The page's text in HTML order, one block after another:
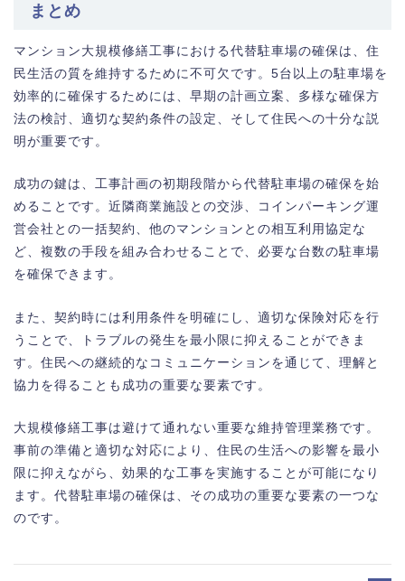
まとめ
マンション大規模修繕工事における代替駐車場の確保は、住
民生活の質を維持するために不可欠です。5台以上の駐車場を
効率的に確保するためには、早期の計画立案、多様な確保方
法の検討、適切な契約条件の設定、そして住民への十分な説
明が重要です。
成功の鍵は、工事計画の初期段階から代替駐車場の確保を始
めることです。近隣商業施設との交渉、コインパーキング運
営会社との一括契約、他のマンションとの相互利用協定な
ど、複数の手段を組み合わせることで、必要な台数の駐車場
を確保できます。
また、契約時には利用条件を明確にし、適切な保険対応を行
うことで、トラブルの発生を最小限に抑えることができま
す。住民への継続的なコミュニケーションを通じて、理解と
協力を得ることも成功の重要な要素です。
大規模修繕工事は避けて通れない重要な維持管理業務です。
事前の準備と適切な対応により、住民の生活への影響を最小
限に抑えながら、効果的な工事を実施することが可能になり
ます。代替駐車場の確保は、その成功の重要な要素の一つな
のです。